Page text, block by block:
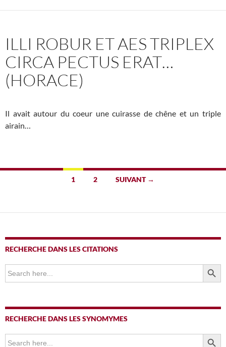
ILLI ROBUR ET AES TRIPLEX
CIRCA PECTUS ERAT…
(HORACE)
Il avait autour du coeur une cuirasse de chêne et un triple
airain…
articles
1 2 SUIVANT →
RECHERCHE DANS LES CITATIONS
Search
for:
SEARCH
RECHERCHE DANS LES SYNOMYMES
Search
for:
SEARCH